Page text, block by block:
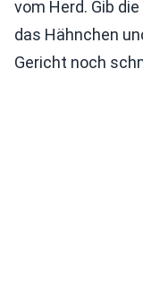
vom Herd. Gib
das Hähnchen
Gericht noch